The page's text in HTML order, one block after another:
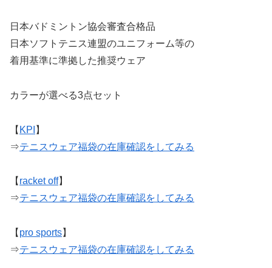
日本バドミントン協会審査合格品
日本ソフトテニス連盟のユニフォーム等の
着用基準に準拠した推奨ウェア
カラーが選べる3点セット
【 KPI 】
⇒テニスウェア福袋の在庫確認をしてみる
【 racket off】
⇒テニスウェア福袋の在庫確認をしてみる
【 pro sports】
⇒テニスウェア福袋の在庫確認をしてみる